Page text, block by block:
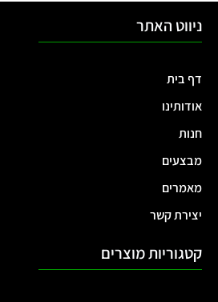
ניווט האתר
דף בית
אודותינו
חנות
מבצעים
מאמרים
יצירת קשר
קטגוריות מוצרים